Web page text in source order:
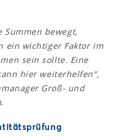
Summen bewegt,
ein wichtiger Faktor im
sein sollte. Eine
hier weiterhelfen“,
Groß- und